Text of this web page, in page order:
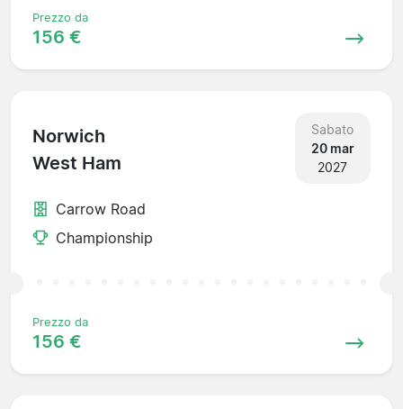
Prezzo da
156 €
Norwich
West Ham
Sabato
20 mar
2027
Carrow Road
Championship
Prezzo da
156 €